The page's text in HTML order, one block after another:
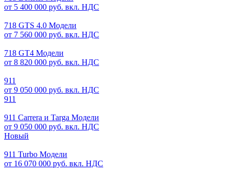
от 5 400 000 руб. вкл. НДС
718 GTS 4.0 Модели
от 7 560 000 руб. вкл. НДС
718 GT4 Модели
от 8 820 000 руб. вкл. НДС
911
от 9 050 000 руб. вкл. НДС
911
911 Carrera и Targa Модели
от 9 050 000 руб. вкл. НДС
Новый
911 Turbo Модели
от 16 070 000 руб. вкл. НДС